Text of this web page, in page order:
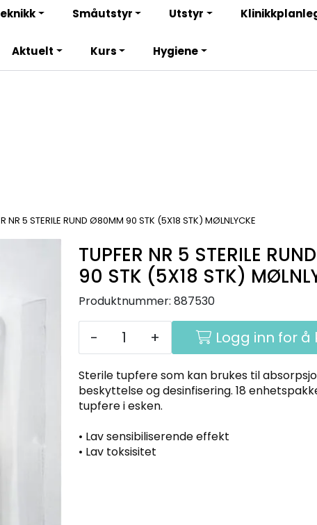
og få en rekke fordeler. Les mer!
Småutstyr Utstyr
Aktuelt Kurs Hygiene
NR 5 STERILE RUND Ø80MM 90 STK (5X18 STK) MØLNLYCKE
TUPFER NR 5 STERILE
90 STK (5X18 STK)
Produktnummer: 887530
- + Logg inn for å
Sterile tupfere som kan brukes til
beskyttelse og desinfisering. 18
tupfere i esken.
• Lav sensibiliserende effekt
• Lav toksisitet